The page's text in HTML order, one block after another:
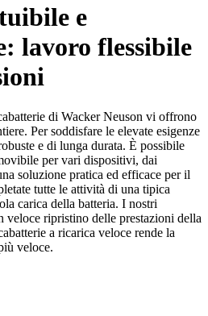
e
lavoro flessibile
di Wacker Neuson vi offrono
Per soddisfare le elevate esigenze
e di lunga durata. È possibile
per vari dispositivi, dai
soluzione pratica ed efficace per il
tutte le attività di una tipica
carica della batteria. I nostri
veloce ripristino delle prestazioni della
a ricarica veloce rende la
veloce.